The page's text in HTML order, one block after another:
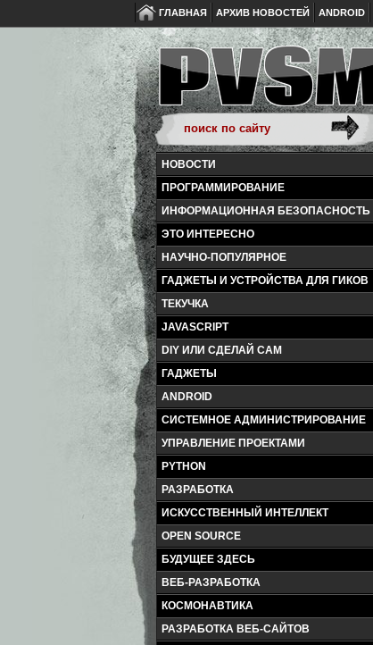
ГЛАВНАЯ АРХИВ НОВОСТЕЙ ANDROID
НОВОСТИ
ПРОГРАММИРОВАНИЕ
ИНФОРМАЦИОННАЯ БЕЗОПАСНОСТЬ
ЭТО ИНТЕРЕСНО
НАУЧНО-ПОПУЛЯРНОЕ
ГАДЖЕТЫ И УСТРОЙСТВА ДЛЯ ГИКОВ
ТЕКУЧКА
JAVASCRIPT
DIY ИЛИ СДЕЛАЙ САМ
ГАДЖЕТЫ
ANDROID
СИСТЕМНОЕ АДМИНИСТРИРОВАНИЕ
УПРАВЛЕНИЕ ПРОЕКТАМИ
PYTHON
РАЗРАБОТКА
ИСКУССТВЕННЫЙ ИНТЕЛЛЕКТ
OPEN SOURCE
БУДУЩЕЕ ЗДЕСЬ
ВЕБ-РАЗРАБОТКА
КОСМОНАВТИКА
РАЗРАБОТКА ВЕБ-САЙТОВ